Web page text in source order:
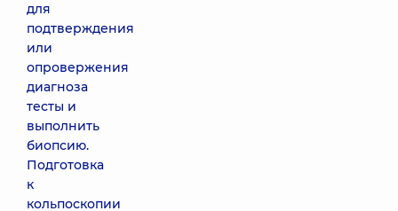
для
подтверждения
или
опровержения
диагноза
тесты и
выполнить
биопсию.
Подготовка
к
кольпоскопии